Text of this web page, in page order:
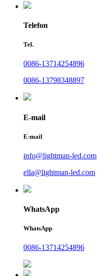
Telefon
Tel.
0086-13714254896
0086-13798348897
E-mail
E-mail
info@lightman-led.com
ella@lightman-led.com
WhatsApp
WhatsApp
0086-13714254896